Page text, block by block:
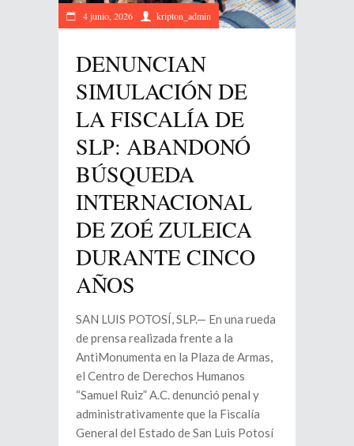
4 junio, 2026 kripton_admin
DENUNCIAN
SIMULACIÓN DE
LA FISCALÍA DE
SLP: ABANDONÓ
BÚSQUEDA
INTERNACIONAL
DE ZOÉ ZULEICA
DURANTE CINCO
AÑOS
SAN LUIS POTOSÍ, SLP.— En una rueda
de prensa realizada frente a la
AntiMonumenta en la Plaza de Armas,
el Centro de Derechos Humanos
“Samuel Ruiz” A.C. denunció penal y
administrativamente que la Fiscalía
General del Estado de San Luis Potosí